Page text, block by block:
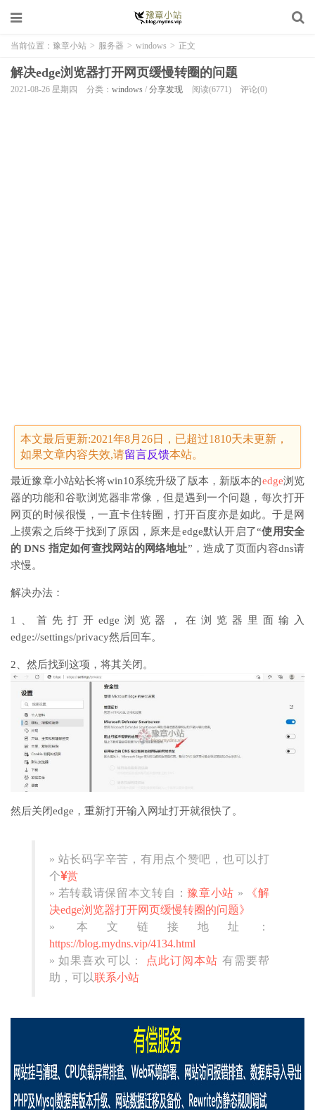
当前位置： 豫章小站 > 服务器 > windows > 正文
解决edge浏览器打开网页缓慢转圈的问题
2021-08-26 星期四 分类： windows / 分享发现 阅读(6771) 评论(0)
本文最后更新:2021年8月26日，已超过1810天未更新，
如果文章内容失效,请留言反馈本站。
最近豫章小站站长将win10系统升级了版本，新版本的edge浏览
器的功能和谷歌浏览器非常像，但是遇到一个问题，每次打开
网页的时候很慢，一直卡住转圈，打开百度亦是如此。于是网
上摸索之后终于找到了原因，原来是edge默认开启了“使用安全
的 DNS 指定如何查找网站的网络地址”，造成了页面内容dns请
求慢。
解决办法：
1、首先打开edge浏览器，在浏览器里面输入
edge://settings/privacy然后回车。
2、然后找到这项，将其关闭。
然后关闭edge，重新打开输入网址打开就很快了。
» 站长码字辛苦，有用点个赞吧，也可以打
个 赏
» 若转载请保留本文转自：豫章小站 »
《解
决edge浏览器打开网页缓慢转圈的问题》
» 本文链接地址：
https://blog.mydns.vip/4134.html
» 如果喜欢可以：
点此订阅本站 有需要帮
助，可以联系小站